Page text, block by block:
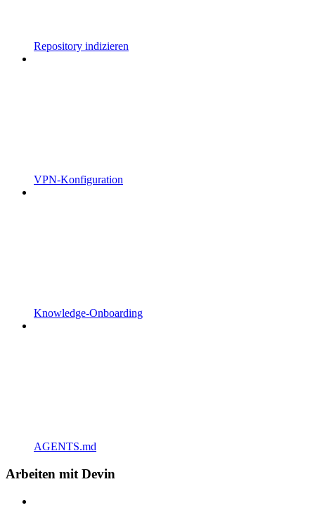
Repository indizieren
VPN-Konfiguration
Knowledge-Onboarding
AGENTS.md
Arbeiten mit Devin